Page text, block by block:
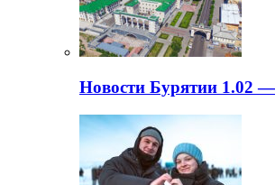
Новости Бурятии 1.02 —